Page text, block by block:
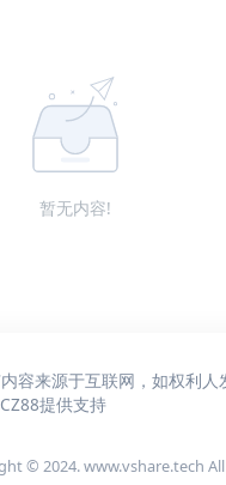
暂无内容!
容来源于互联网，如权利
提供支持
© 2024. www.vshare.tech